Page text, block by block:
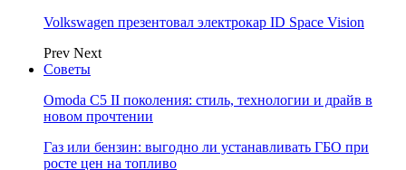
Volkswagen презентовал электрокар ID Space Vision
Prev Next
Советы
Omoda C5 II поколения: стиль, технологии и драйв в
новом прочтении
Газ или бензин: выгодно ли устанавливать ГБО при
росте цен на топливо